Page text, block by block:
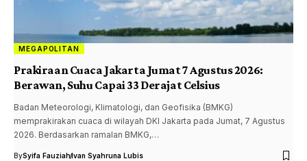
MEGAPOLITAN
Prakiraan Cuaca Jakarta Jumat 7 Agustus 2026:
Berawan, Suhu Capai 33 Derajat Celsius
Badan Meteorologi, Klimatologi, dan Geofisika (BMKG)
memprakirakan cuaca di wilayah DKI Jakarta pada Jumat, 7 Agustus
2026. Berdasarkan ramalan BMKG,…
BySyifa FauziahIvan Syahruna Lubis